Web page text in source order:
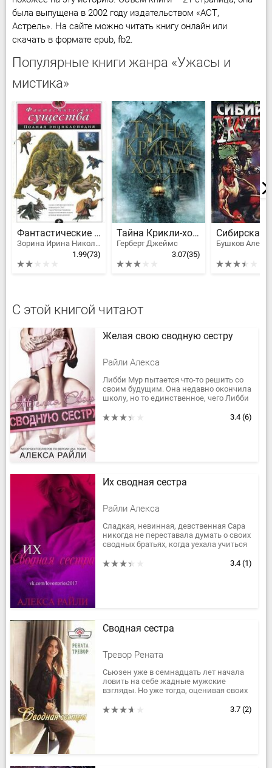
была выпущена в 2002 году издательством «АСТ,
Астрель». На сайте можно читать книгу онлайн или
скачать в формате epub, fb2.
Популярные книги жанра «Ужасы и
мистика»
Фантастические существа. Полная энциклопедия
Зорина Ирина Николаевна
1.99(73)
Тайна Крикли-холла
Герберт Джеймс
3.07(35)
Сибирская
С этой книгой читают
Желая свою сводную сестру
Райли Алекса
Либби Мур пытается что-то решить со
своим будущим. Она недавно окончила
школу, но то единственное, чего Либби
получить... Ведь она хочет...
3.4 (6)
Их сводная сестра
Райли Алекса
Сладкая, невинная, девственная Сара
никогда не переставала думать о своих
сводных братьях, когда уехала учиться
внешне, но разные по...
3.4 (1)
Сводная сестра
Тревор Рената
Сьюзен уже в семнадцать лет начала
ловить на себе жадные мужские
взгляды. Но уже тогда, оценивая своих
себя, кого из них привлекает...
3.7 (2)